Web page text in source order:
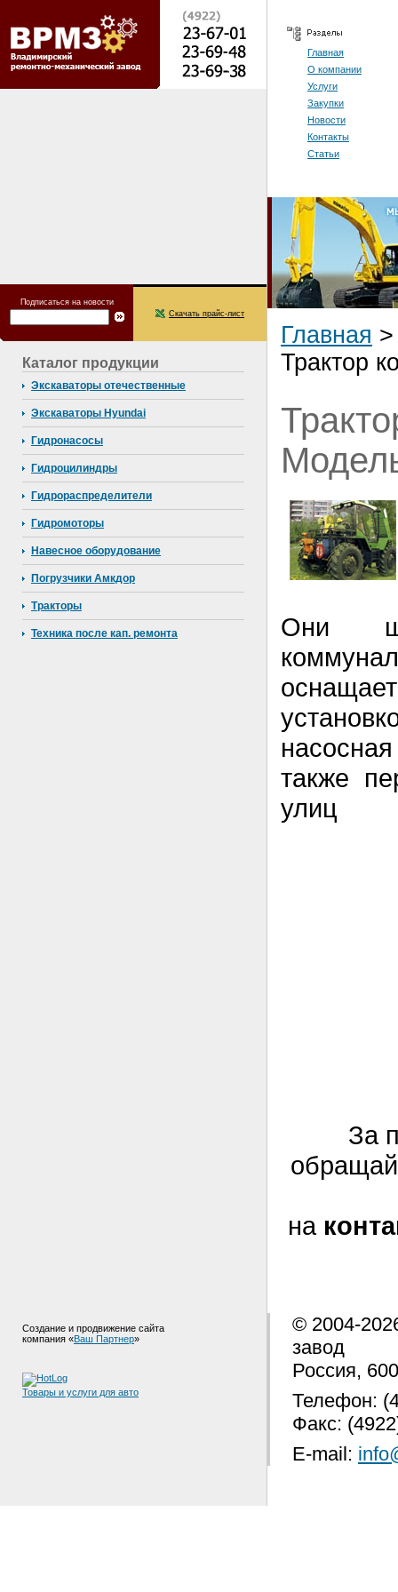
Подписаться на новости
Скачать прайс-лист
Каталог продукции
Экскаваторы отечественные
Экскаваторы Hyundai
Гидронасосы
Гидроцилиндры
Гидрораспределители
Гидромоторы
Навесное оборудование
Погрузчики Амкдор
Тракторы
Техника после кап. ремонта
Главная
О компании
Услуги
Закупки
Новости
Контакты
Статьи
Главная
Трактор
Они
также
улиц
За
на
Создание и продвижение сайта
компания «Ваш Партнер»
Товары и услуги для авто
© 2004-
завод
Россия,
Телефон:
Факс:
E-mail: